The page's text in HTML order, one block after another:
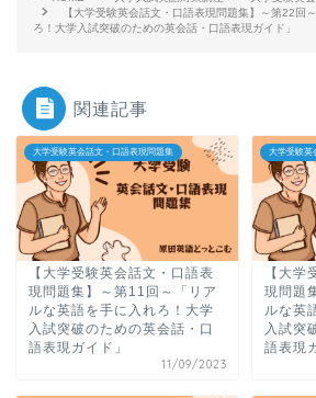
【大学受験英会話文・口語表現問題集】～第22回
ろ！大学入試突破のための英会話・口語表現ガイド」
関連記事
大学受験英会話文・口語表現問題集
【大学受験英会話文・口語表
現問題集】～第11回～「リア
ルな英語を手に入れろ！大学
入試突破のための英会話・口
語表現ガイド」
11/09/2023
大学受験英
【大学
現問題
ルな英
入試突
語表現